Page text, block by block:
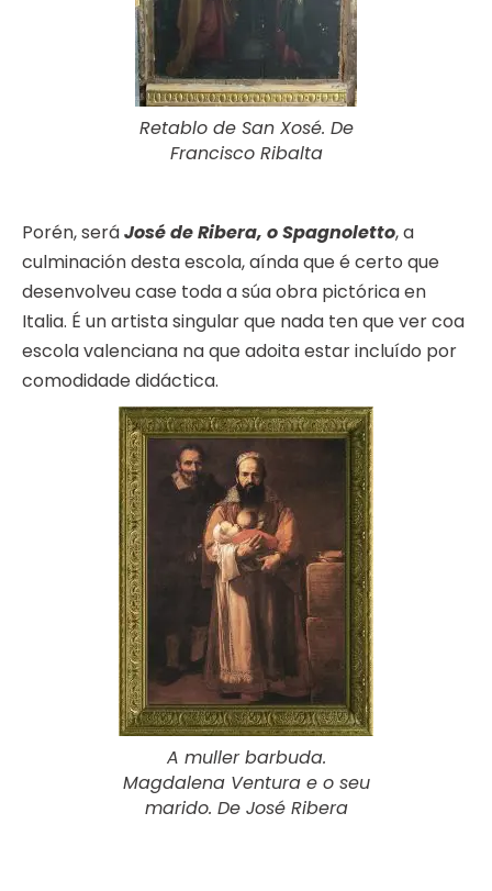
Retablo de San Xosé. De
Francisco Ribalta
Porén, seráJosé de Ribera, o Spagnoletto, a
culminación desta escola, aínda que é certo que
desenvolveu case toda a súa obra pictórica en
Italia. É un artista singular que nada ten que ver coa
escola valenciana na que adoita estar incluído por
comodidade didáctica.
A muller barbuda.
Magdalena Ventura e o seu
marido. De José Ribera